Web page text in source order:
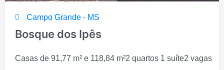
Campo Grande - MS
Bosque dos Ipês
Casas de 91,77 m² e 118,84 m²2 quartos 1 suíte2 vagas